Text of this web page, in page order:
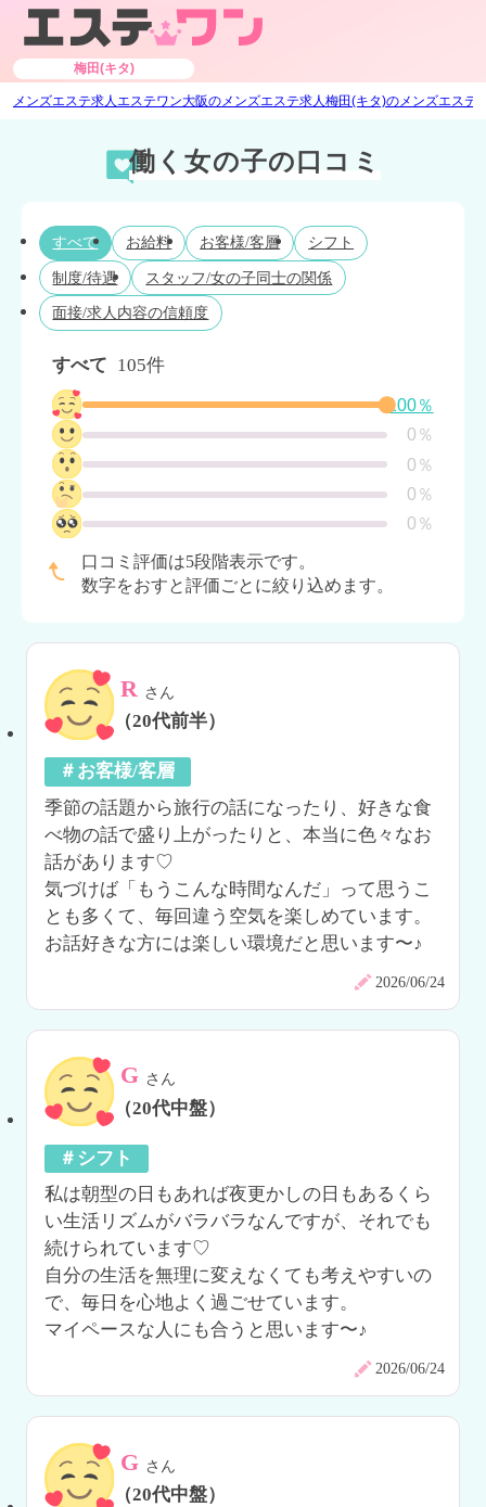
梅田(キタ)
メンズエステ求人エステワン大阪のメンズエステ求人梅田(キタ)のメンズエステ
働く女の子の口コミ
すべて お給料 お客様/客層 シフト
制度/待遇 スタッフ/女の子同士の関係
面接/求人内容の信頼度
すべて 105件
100％
0％
0％
0％
0％
口コミ評価は5段階表示です。
数字をおすと評価ごとに絞り込めます。
R さん
（20代前半）
＃お客様/客層
季節の話題から旅行の話になったり、好きな食
べ物の話で盛り上がったりと、本当に色々なお
話があります♡
気づけば「もうこんな時間なんだ」って思うこ
とも多くて、毎回違う空気を楽しめています。
お話好きな方には楽しい環境だと思います〜♪
2026/06/24
G さん
（20代中盤）
＃シフト
私は朝型の日もあれば夜更かしの日もあるくら
い生活リズムがバラバラなんですが、それでも
続けられています♡
自分の生活を無理に変えなくても考えやすいの
で、毎日を心地よく過ごせています。
マイペースな人にも合うと思います〜♪
2026/06/24
G さん
（20代中盤）